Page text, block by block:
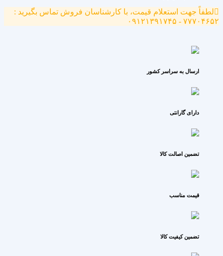
لطفاً جهت استعلام قیمت، با کارشناسان فروش تماس بگیرید :
۷۷۷۰۴۶۵۲ - ۰۹۱۲۱۳۹۱۷۴۵
ارسال به سراسر کشور
دارای گارانتی
تضمین اصالت کالا
قیمت مناسب
تضمین کیفیت کالا